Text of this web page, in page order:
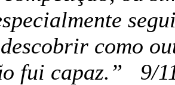
como
fui capaz.” 9/